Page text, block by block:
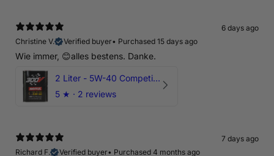
6 days ago
Christine V.
Verified buyer• Purchased 15 days ago
Wie immer, 😊alles bestens. Danke.
2 Liter - 5W-40 Competition 300V Motul Motoröl
5 ★ · 2 reviews
7 days ago
Richard F.
Verified buyer• Purchased 4 months ago